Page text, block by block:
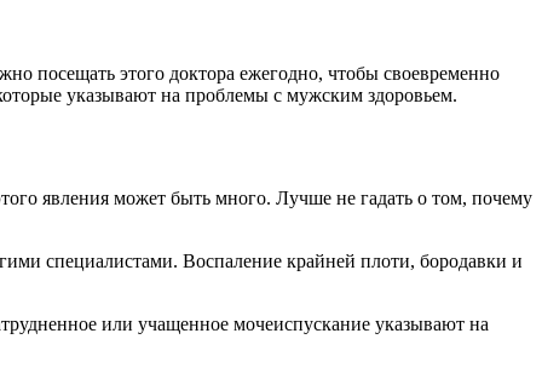
посещать этого доктора ежегодно, чтобы своевременно
указывают на проблемы с мужским здоровьем.
явления может быть много. Лучше не гадать о том, почему
специалистами. Воспаление крайней плоти, бородавки и
или учащенное мочеиспускание указывают на